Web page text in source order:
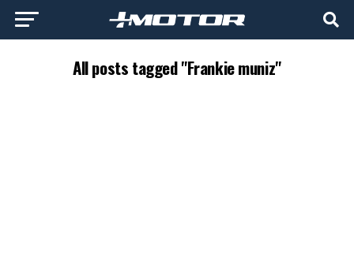
All posts tagged "Frankie muniz"